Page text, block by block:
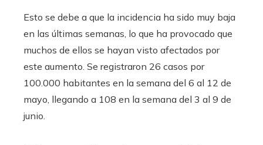
Esto se debe a que la incidencia ha sido muy baja
en las últimas semanas, lo que ha provocado que
muchos de ellos se hayan visto afectados por
este aumento. Se registraron 26 casos por
100.000 habitantes en la semana del 6 al 12 de
mayo, llegando a 108 en la semana del 3 al 9 de
junio.